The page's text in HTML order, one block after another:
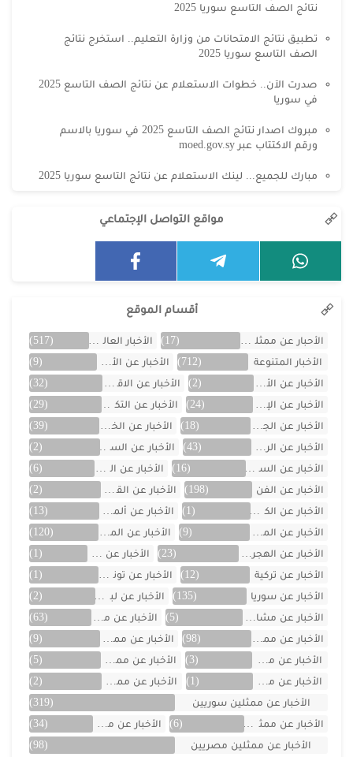
نتائج الصف التاسع سوريا 2025
تطبيق نتائج الامتحانات من وزارة التعليم.. استخرج نتائج
الصف التاسع سوريا 2025
صدرت الآن.. خطوات الاستعلام عن نتائج الصف التاسع 2025
في سوريا
مبروك اصدار نتائج الصف التاسع 2025 في سوريا بالاسم
ورقم الاكتتاب عبر moed.gov.sy
مبارك للجميع... لينك الاستعلام عن نتائج التاسع سوريا 2025
مواقع التواصل الإجتماعي
أقسام الموقع
الأحبار عن ممثلين الخليج (17) الأخبار العالمية
(517)
الأخبار المتنوعة
(712) الأخبار عن الأردن
(9)
الأخبار عن الأفلام
(2) الأخبار عن الاقتصاد
(32)
الأخبار عن الإمارات
(24) الأخبار عن التكنولوجيا
(29)
الأخبار عن الجزائر
(18) الأخبار عن الخليج
(39)
الأخبار عن الرياضة
(43) الأخبار عن السعودية
(2)
الأخبار عن السيارات
(16) الأخبار عن العراق
(6)
الأخبار عن الفن
(198) الأخبار عن القصص
(2)
الأخبار عن الكويت
(1) الأخبار عن ألمانيا
(13)
الأخبار عن المسلسلات
(9) الأخبار عن المشاهير
(120)
الأخبار عن الهجرة والسفر
(23) الأخبار عن اليمن
(1)
الأخبار عن تركية
(12) الأخبار عن تونس
(1)
الأخبار عن سوريا
(135) الأخبار عن لبنان
(2)
الأخبار عن مشاهر الهند
(5) الأخبار عن مصر
(63)
الأخبار عن ممثلين اتراك
(98) الأخبار عن ممثلين الأجانب
(9)
الأخبار عن ممثلين الأردن
(3) الأخبار عن ممثلين المغرب
(5)
الأخبار عن ممثلين تونس
(1) الأخبار عن ممثلين جزائريين
(2)
الأخبار عن ممثلين سوريين
(319)
الأخبار عن ممثلين فلسطينين
(6) الأخبار عن ممثلين لبنان
(34)
الأخبار عن ممثلين مصريين
(98)